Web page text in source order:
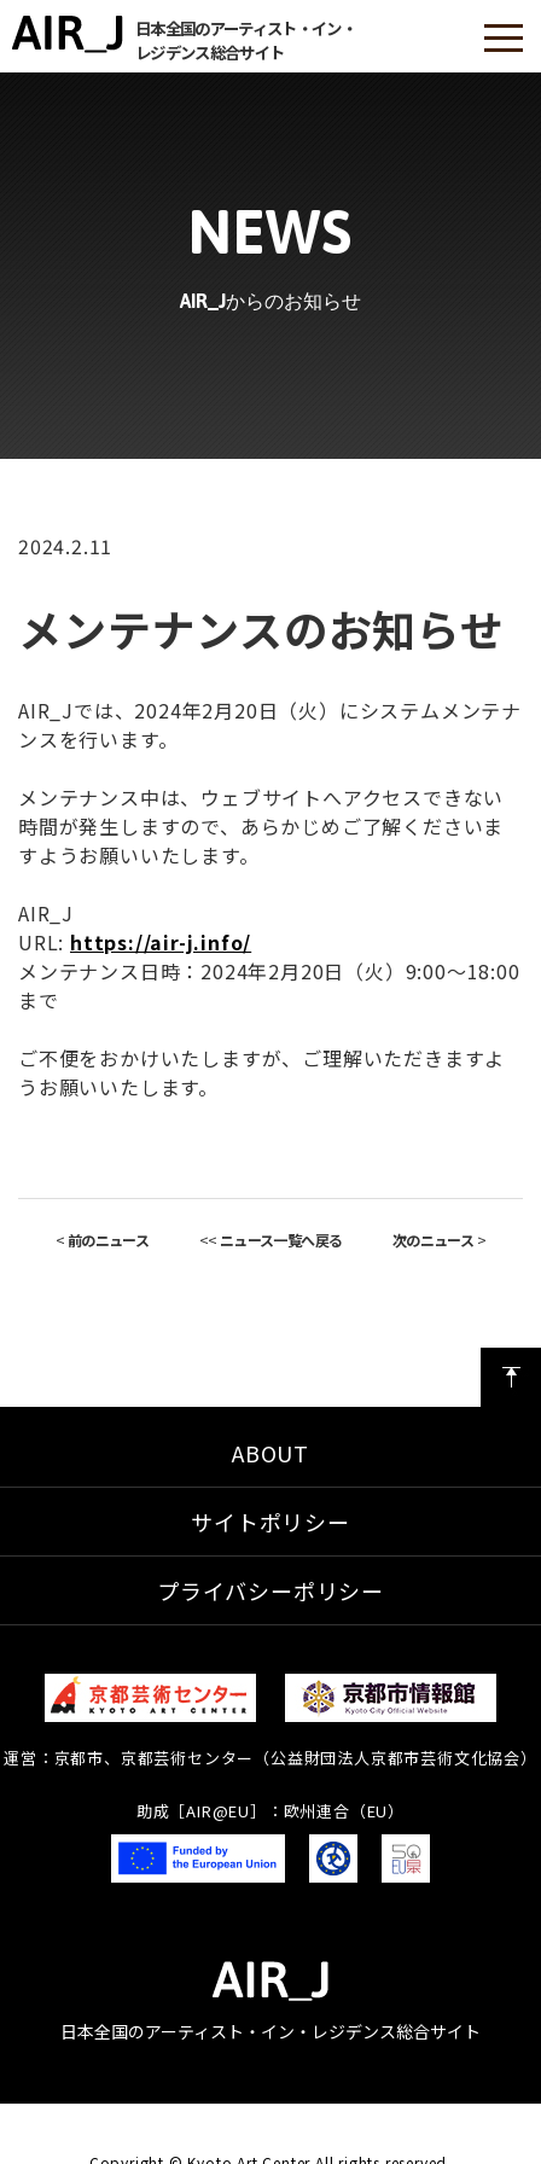
日本全国のアーティスト・イン・
レジデンス総合サイト
NEWS
AIR_Jからのお知らせ
2024.2.11
メンテナンスのお知らせ
AIR_Jでは、2024年2月20日（火）にシステムメンテナ
ンスを行います。
メンテナンス中は、ウェブサイトへアクセスできない
時間が発生しますので、あらかじめご了解くださいま
すようお願いいたします。
AIR_J
URL: https://air-j.info/
メンテナンス日時：2024年2月20日（火）9:00～18:00
まで
ご不便をおかけいたしますが、ご理解いただきますよ
うお願いいたします。
< 前のニュース << ニュース一覧へ戻る 次のニュース >
ABOUT
サイトポリシー
プライバシーポリシー
運営：京都市、京都芸術センター（公益財団法人京都市芸術文化協会）
助成［AIR@EU］：欧州連合（EU）
日本全国のアーティスト・イン・レジデンス総合サイト